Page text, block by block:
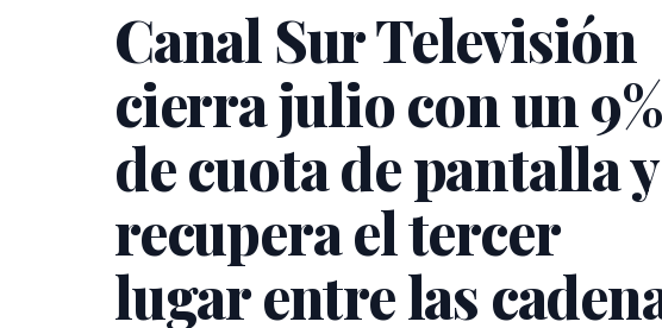
Canal Sur Televisión
cierra julio con un 9%
de cuota de pantalla y
recupera el tercer
lugar entre las